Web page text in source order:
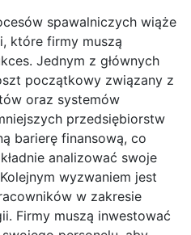
spawalniczych wiąże
które firmy muszą
Jednym z głównych
początkowy związany z
oraz systemów
przedsiębiorstw
barierę finansową, co
analizować swoje
wyzwaniem jest
w zakresie
Firmy muszą inwestować